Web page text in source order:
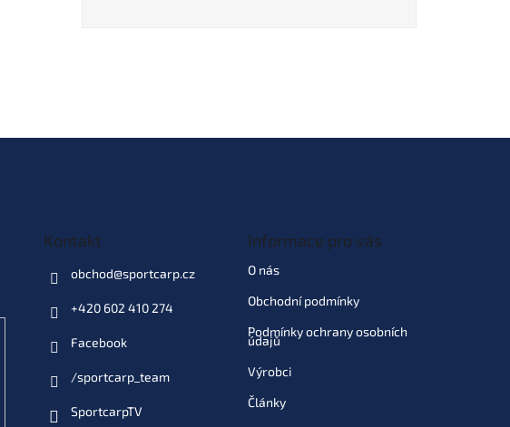
Kontakt
obchod@sportcarp.cz
+420 602 410 274
Facebook
/sportcarp_team
SportcarpTV
Informace pro vás
O nás
Obchodní podmínky
Podmínky ochrany osobních
údajů
Výrobci
Články